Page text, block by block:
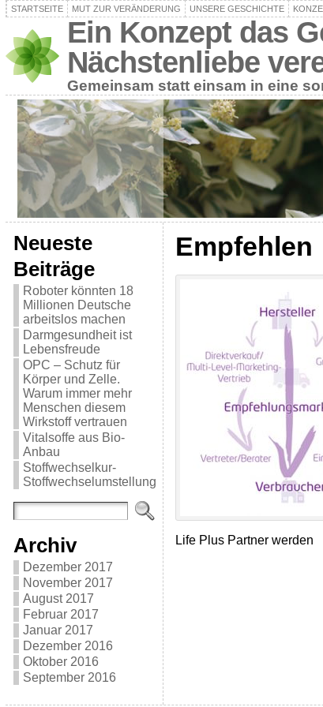
STARTSEITE MUT ZUR VERÄNDERUNG UNSERE GESCHICHTE
Ein Konzept das
Nächstenliebe
Gemeinsam statt einsam in eine
Neueste
Beiträge
Roboter könnten 18
Millionen Deutsche
arbeitslos machen
Darmgesundheit ist
Lebensfreude
OPC – Schutz für
Körper und Zelle.
Warum immer mehr
Menschen diesem
Wirkstoff vertrauen
Vitalsoffe aus Bio-
Anbau
Stoffwechselkur-
Stoffwechselumstellung
Archiv
Dezember 2017
November 2017
August 2017
Februar 2017
Januar 2017
Dezember 2016
Oktober 2016
September 2016
Empfehlen
Life Plus Partner werden